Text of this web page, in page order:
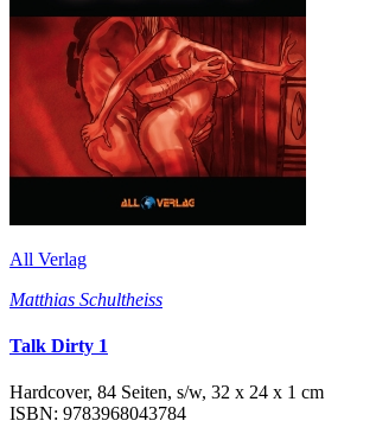
All Verlag
Matthias Schultheiss
Talk Dirty 1
Hardcover, 84 Seiten, s/w, 32 x 24 x 1 cm
ISBN: 9783968043784